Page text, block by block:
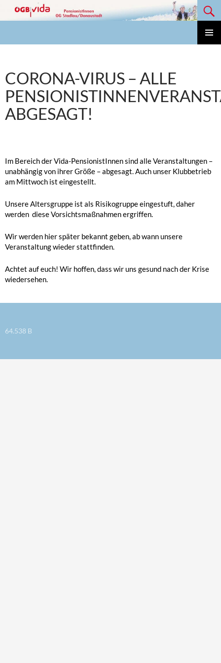
Inhalt
CORONA-VIRUS – ALLE
ABGESAGT!
Im Bereich der Vida-PensionistInnen sind alle Veranstaltungen –
unabhängig von ihrer Größe – abgesagt. Auch unser Klubbetrieb
am Mittwoch ist eingestellt.
Unsere Altersgruppe ist als Risikogruppe eingestuft, daher
werden diese Vorsichtsmaßnahmen ergriffen.
Wir werden hier später bekannt geben, ab wann unsere
Veranstaltung wieder stattfinden.
Achtet auf euch! Wir hoffen, dass wir uns gesund nach der Krise
wiedersehen.
64.538 B